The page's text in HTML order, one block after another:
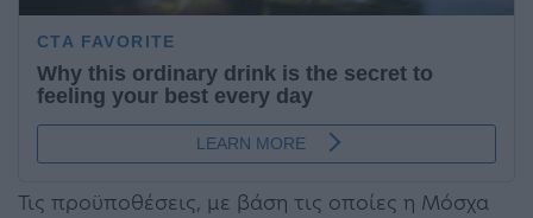
Τις προϋποθέσεις, με βάση τις οποίες η Μόσχα